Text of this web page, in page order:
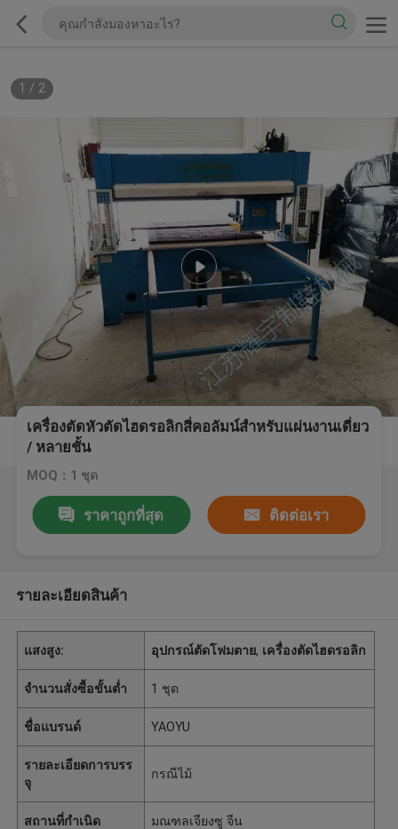
1 / 2
เครื่องตัดหัวตัดไฮดรอลิกสี่คอลัมน์สำหรับแผ่นงานเดี่ยว
/ หลายชั้น
MOQ：1 ชุด
ราคาถูกที่สุด ติดต่อเรา
รายละเอียดสินค้า
แสงสูง: อุปกรณ์ตัดโฟมตาย, เครื่องตัดไฮดรอลิก
จำนวนสั่งซื้อขั้นต่ำ 1 ชุด
ชื่อแบรนด์ YAOYU
รายละเอียดการบรร
จุ
กรณีไม้
สถานที่กำเนิด มณฑลเจียงซู จีน